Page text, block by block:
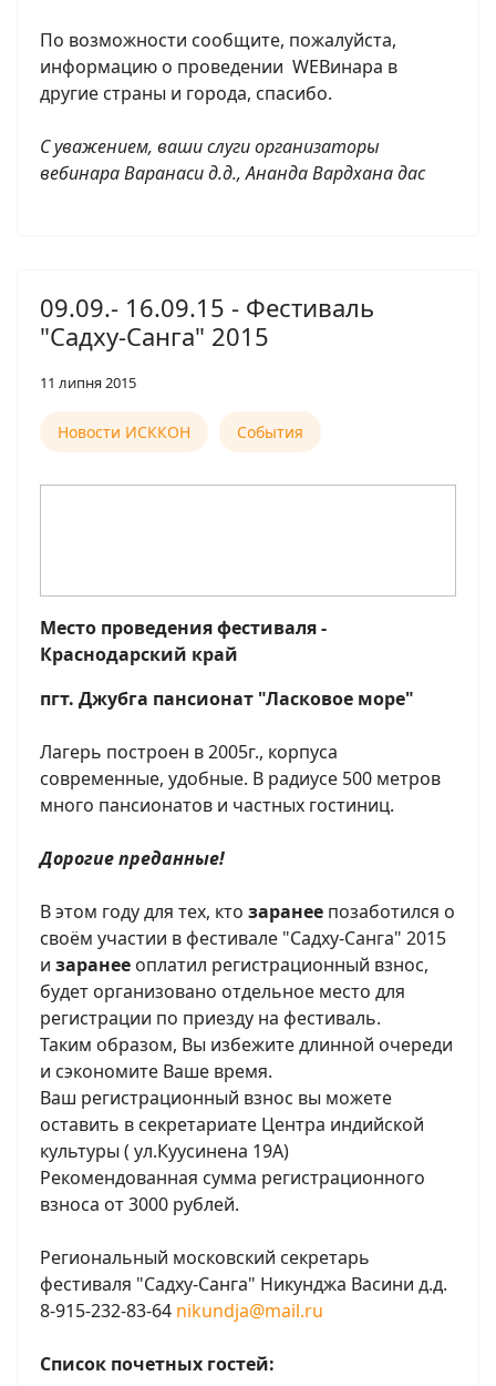
По возможности сообщите, пожалуйста,
информацию о проведении WEBинара в
другие страны и города, спасибо.
С уважением, ваши слуги организаторы
вебинара Варанаси д.д., Ананда Вардхана дас
09.09.- 16.09.15 - Фестиваль
"Садху-Санга" 2015
11 липня 2015
Новости ИСККОН События
Место проведения фестиваля -
Краснодарский край
пгт. Джубга пансионат "Ласковое море"
Лагерь построен в 2005г., корпуса
современные, удобные. В радиусе 500 метров
много пансионатов и частных гостиниц.
Дорогие преданные!
В этом году для тех, кто заранее позаботился о
своём участии в фестивале "Садху-Санга" 2015
и заранее оплатил регистрационный взнос,
будет организовано отдельное место для
регистрации по приезду на фестиваль.
Таким образом, Вы избежите длинной очереди
и сэкономите Ваше время.
Ваш регистрационный взнос вы можете
оставить в секретариате Центра индийской
культуры ( ул.Куусинена 19А)
Рекомендованная сумма регистрационного
взноса от 3000 рублей.
Региональный московский секретарь
фестиваля "Садху-Санга" Никунджа Васини д.д.
8-915-232-83-64 nikundja@mail.ru
Список почетных гостей: